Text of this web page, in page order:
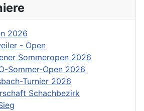
2026
- Open
Sommeropen 2026
Sommer-Open 2026
Turnier 2026
Schachbezirk